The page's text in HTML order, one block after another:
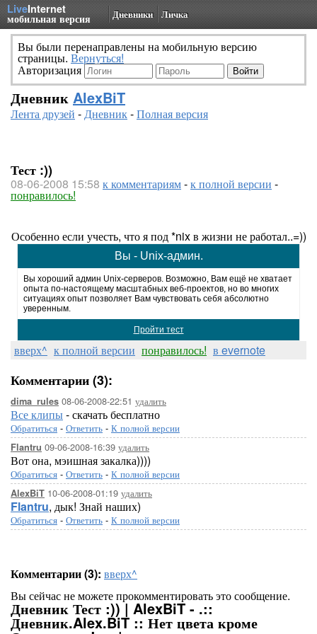
LiveInternet
мобильная версия Дневники Личка
Вы были перенаправлены на мобильную версию
страницы. Вернуться!
Авторизация
Дневник AlexBiT
Лента друзей -Дневник-Полная версия
Тест :))
08-06-2008 15:58 к комментариям-к полной версии -
понравилось!
Особенно если учесть, что я под *nix в жизни не работал..=))
Вы - Unix-админ.
Вы хороший админ Unix-серверов. Возможно, Вам ещё не хватает
опыта по-настоящему масштабных веб-проектов, но во многих
ситуациях опыт позволяет Вам чувствовать себя абсолютно
уверенным.
Пройти тест
вверх^ к полной версии понравилось! в evernote
Комментарии (3):
dima_rules 08-06-2008-22:51 удалить
Все клипы- скачать бесплатно
Обратиться - Ответить - К полной версии
Flantru 09-06-2008-16:39 удалить
Вот она, мэишная закалка))))
Обратиться - Ответить - К полной версии
AlexBiT 10-06-2008-01:19 удалить
Flantru, дык! Знай наших)
Обратиться - Ответить - К полной версии
Комментарии (3): вверх^
Вы сейчас не можете прокомментировать это сообщение.
Дневник Тест :)) | AlexBiT - .::
Дневник.Alex.BiT :: Нет цвета кроме